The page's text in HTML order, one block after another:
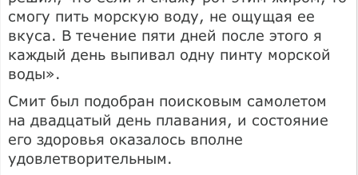
смогу пить морскую воду, не ощущая ее
вкуса. В течение пяти дней после этого я
каждый день выпивал одну пинту морской
воды».
Смит был подобран поисковым самолетом
на двадцатый день плавания, и состояние
его здоровья оказалось вполне
удовлетворительным.